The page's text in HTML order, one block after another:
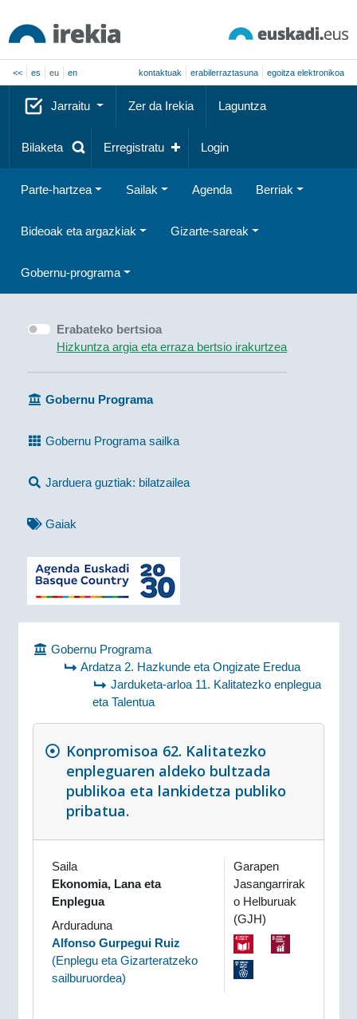
<< es eu en kontaktuak erabilerraztasuna egoitza elektronikoa
Jarraitu Zer da Irekia Laguntza
Bilaketa Erregistratu Login
Parte-hartzea Sailak Agenda Berriak
Bideoak eta argazkiak Gizarte-sareak
Gobernu-programa
Erabateko bertsioa
Hizkuntza argia eta erraza bertsio irakurtzea
Gobernu Programa
Gobernu Programa sailka
Jarduera guztiak: bilatzailea
Gaiak
Gobernu Programa
Ardatza 2. Hazkunde eta Ongizate Eredua
Jarduketa-arloa 11. Kalitatezko enplegua
eta Talentua
Konpromisoa 62. Kalitatezko
enpleguaren aldeko bultzada
publikoa eta lankidetza publiko
pribatua.
Saila
Ekonomia, Lana eta
Enplegua
Arduraduna
Alfonso Gurpegui Ruiz
(Enplegu eta Gizarteratzeko
sailburuordea)
Garapen
Jasangarrirak
o Helburuak
(GJH)